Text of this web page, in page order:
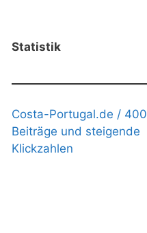
Statistik
Costa-Portugal.de / 400
Beiträge und steigende
Klickzahlen